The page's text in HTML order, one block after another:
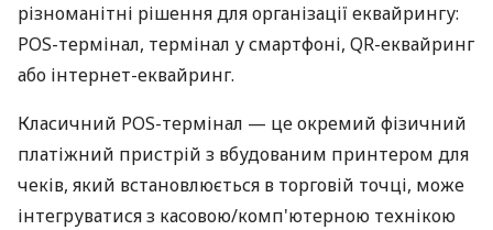
різноманітні рішення для організації еквайрингу:
POS-термінал, термінал у смартфоні, QR-еквайринг
або інтернет-еквайринг.
Класичний POS-термінал — це окремий фізичний
платіжний пристрій з вбудованим принтером для
чеків, який встановлюється в торговій точці, може
інтегруватися з касовою/комп'ютерною технікою